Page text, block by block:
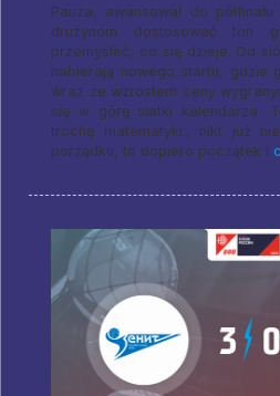
Pauza, awansował do
drużynom dostosować ton
przemyśleć, co się dzieje. Od
nabierają nowego startu, gdzie
wraz ze wzrostem ceny
się w górę siatki kalendarza.
trochę matematyki., nikt już
porządku, to dopiero początek i